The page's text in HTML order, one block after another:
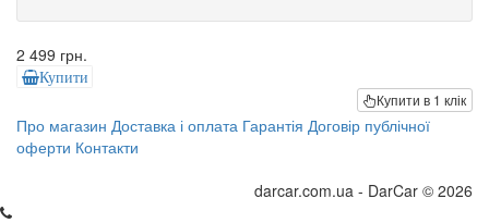
2 499 грн.
Купити
Купити в 1 клік
Про магазин Доставка і оплата Гарантія Договір публічної
оферти Контакти
darcar.com.ua - DarCar © 2026